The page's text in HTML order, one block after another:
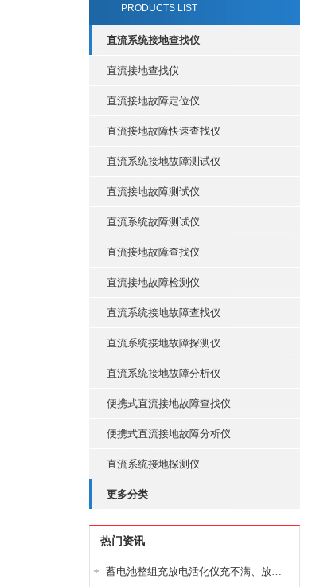
PRODUCTS LIST
直流系统接地查找仪
直流接地查找仪
直流接地故障定位仪
直流接地故障快速查找仪
直流系统接地故障测试仪
直流接地故障测试仪
直流系统故障测试仪
直流接地故障查找仪
直流接地故障检测仪
直流系统接地故障查找仪
直流系统接地故障探测仪
直流系统接地故障分析仪
便携式直流接地故障查找仪
便携式直流接地故障分析仪
直流系统接地探测仪
更多分类
热门资讯
蓄电池整组充放电活化仪充不满、放不完怎么办？